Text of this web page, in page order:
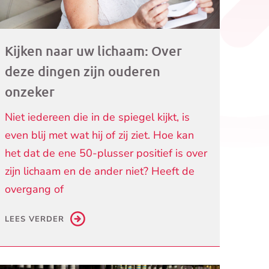
Kijken naar uw lichaam: Over
deze dingen zijn ouderen
onzeker
Niet iedereen die in de spiegel kijkt, is
even blij met wat hij of zij ziet. Hoe kan
het dat de ene 50-plusser positief is over
zijn lichaam en de ander niet? Heeft de
overgang of
LEES VERDER